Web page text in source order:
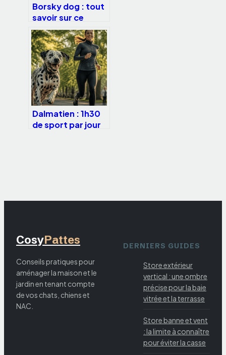
Borsky dog : tout
savoir sur ce
croisé border
collie husky
Dalmatien : 1h30
de sport par jour
CosyPattes
Conseils pratiques pour
aménager la maison et le
jardin en tenant compte
de vos chats, chiens et
NAC.
DERNIERS GUIDES
Store extérieur
vertical : une ombre
précise pour la baie
vitrée et la terrasse
Store banne et vent
: la limite à connaître
pour éviter la casse